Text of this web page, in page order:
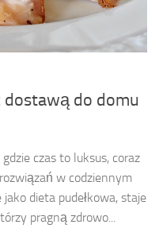
do domu
czas to luksus, coraz
w codziennym
dieta pudełkowa, staje
pragną zdrowo...